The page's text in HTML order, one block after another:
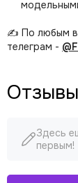
✍️ По любым
телеграм -
Здесь
первым!